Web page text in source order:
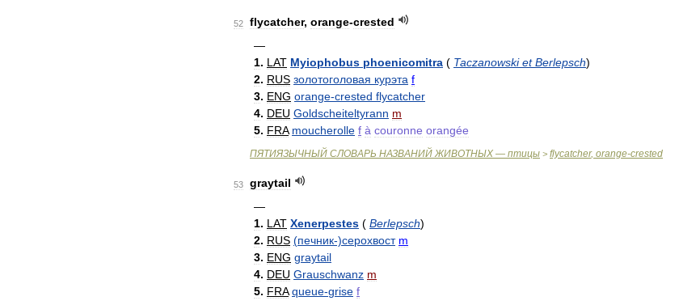
52 flycatcher, orange-crested
—
1. LAT Myiophobus phoenicomitra ( Taczanowski et Berlepsch)
2. RUS золотоголовая курэта f
3. ENG orange-crested flycatcher
4. DEU Goldscheiteltyrann m
5. FRA moucherolle f à couronne orangée
ПЯТИЯЗЫЧНЫЙ СЛОВАРЬ НАЗВАНИЙ ЖИВОТНЫХ — птицы > flycatcher, orange-crested
53
graytail
—
1. LAT Xenerpestes ( Berlepsch)
2. RUS (печник-)серохвост m
3. ENG graytail
4. DEU Grauschwanz m
5. FRA queue-grise f